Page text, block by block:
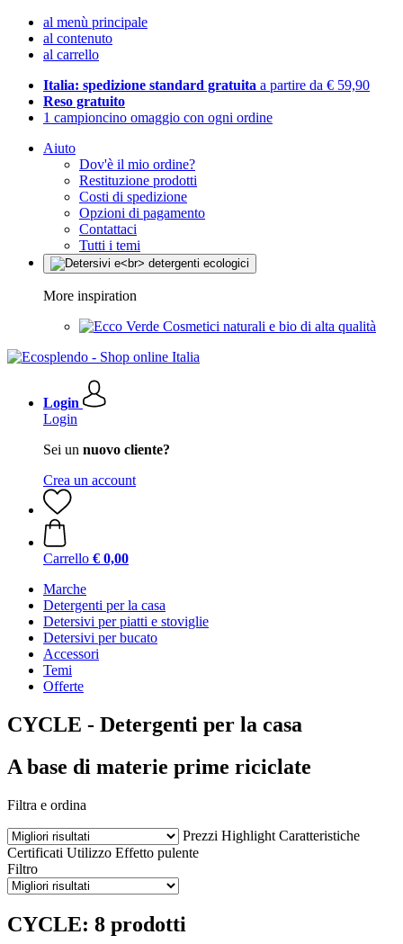
al menù principale
al contenuto
al carrello
Italia: spedizione standard gratuita a partire da € 59,90
Reso gratuito
1 campioncino omaggio con ogni ordine
Aiuto
Dov'è il mio ordine?
Restituzione prodotti
Costi di spedizione
Opzioni di pagamento
Contattaci
Tutti i temi
More inspiration
Cosmetici naturali e bio di alta qualità
Login
Login
Sei un nuovo cliente?
Crea un account
Carrello € 0,00
Marche
Detergenti per la casa
Detersivi per piatti e stoviglie
Detersivi per bucato
Accessori
Temi
Offerte
CYCLE - Detergenti per la casa
A base di materie prime riciclate
Filtra e ordina
Prezzi Highlight Caratteristiche
Certificati Utilizzo Effetto pulente
Filtro
CYCLE: 8 prodotti